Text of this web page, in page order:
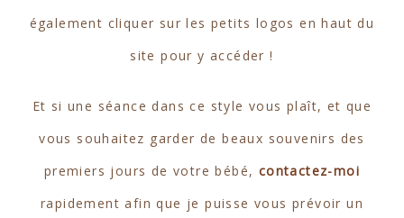
également cliquer sur les petits logos en haut du
site pour y accéder !
Et si une séance dans ce style vous plaît, et que
vous souhaitez garder de beaux souvenirs des
premiers jours de votre bébé, contactez-moi
rapidement afin que je puisse vous prévoir un